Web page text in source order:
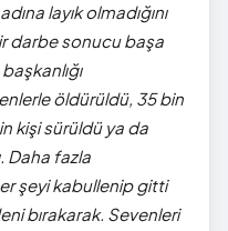
layık olmadığını
darbe sonucu başa
öldürüldü, 35 bin
kişi sürüldü ya da
Daha fazla
şeyi kabullenip gitti
bırakarak. Sevenleri